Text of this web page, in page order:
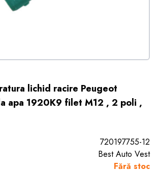
lichid racire Peugeot
apa 1920K9 filet M12 , 2 poli ,
720197755-12
Best Auto Vest
Fără stoc